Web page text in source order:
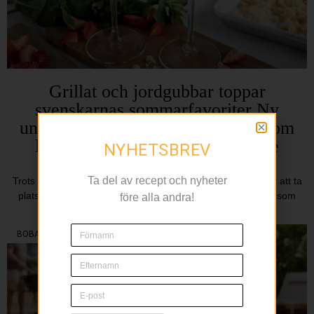
Grillat och jordgubbar toppar
svenskarnas sommarfavoriter Ny
undersökning visar vilka smaker som
lockar mest under årets varmaste
Trots att nya smaker och internationella influenser fortsätter att ta
plats i svenska kök är det de klassiska sommarfavoriterna som
BOBAL
NYHETSBREV
Ta del av recept och nyheter
före alla andra!